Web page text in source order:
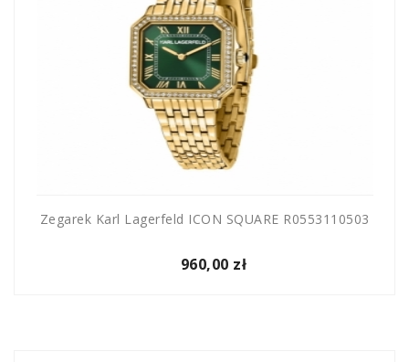
Zegarek Karl Lagerfeld ICON SQUARE R0553110503
960,00 zł